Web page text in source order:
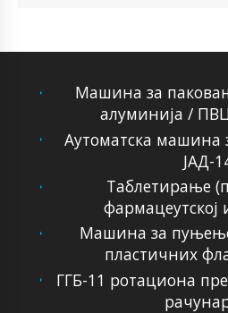
Машина за
алуминија /
Аутоматска машина
ЈАД-
Таблетирање
фармацеутској
Машина за
пластичних
ГГБ-11 ротациона